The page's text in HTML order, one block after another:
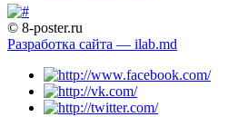
© 8-poster.ru
Разработка сайта — ilab.md